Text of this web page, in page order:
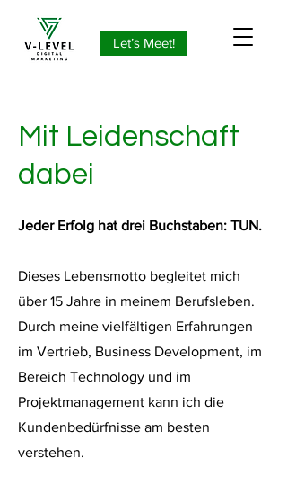
Let’s Meet!
Mit Leidenschaft
dabei
Jeder Erfolg hat drei Buchstaben: TUN.
Dieses Lebensmotto begleitet mich
über 15 Jahre in meinem Berufsleben.
Durch meine vielfältigen Erfahrungen
im Vertrieb, Business Development, im
Bereich Technology und im
Projektmanagement kann ich die
Kundenbedürfnisse am besten
verstehen.